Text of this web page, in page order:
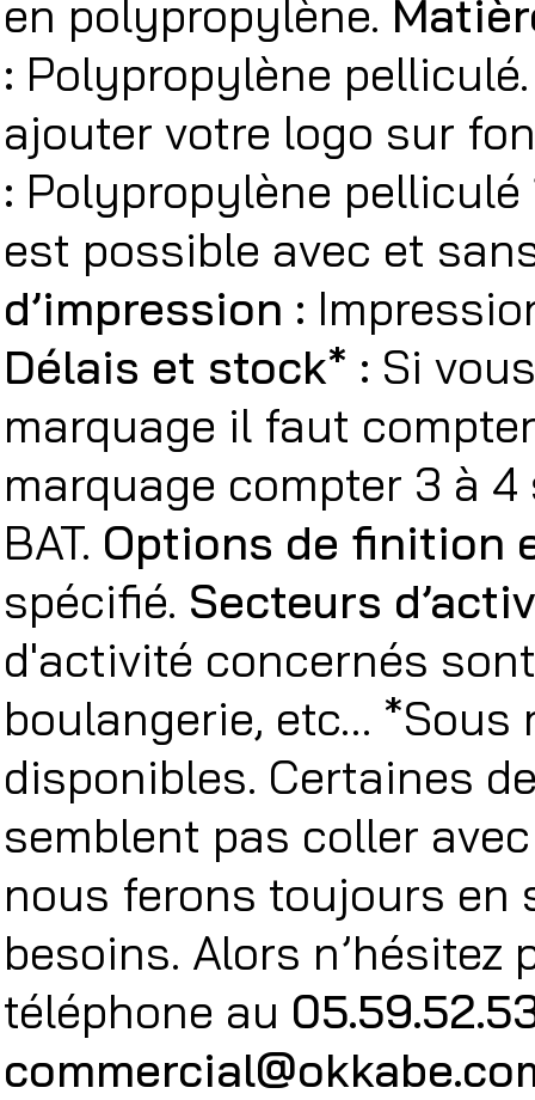
en polypropylène.
: Polypropylène
ajouter votre logo sur
: Polypropylène
est possible avec et
d’impression :
Délais et stock* : Si
marquage il faut
marquage compter 3 à
BAT. Options de finition
spécifié. Secteurs
d'activité concernés
boulangerie, etc… *Sous
disponibles. Certaines
semblent pas coller
nous ferons toujours en
besoins. Alors
téléphone au